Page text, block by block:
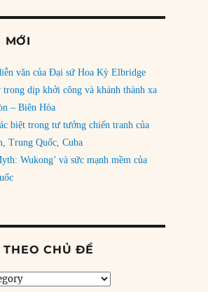
MỚI
văn của Đại sứ Hoa Kỳ Elbridge
trong dịp khởi công và khánh thành xa
– Biên Hòa
biệt trong tư tưởng chiến tranh của
Trung Quốc, Cuba
Wukong’ và sức mạnh mềm của
CHỦ ĐỀ